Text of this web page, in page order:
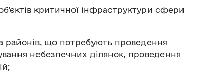
критичної інфраструктури сфери
районів, що потребують проведення
небезпечних ділянок, проведення